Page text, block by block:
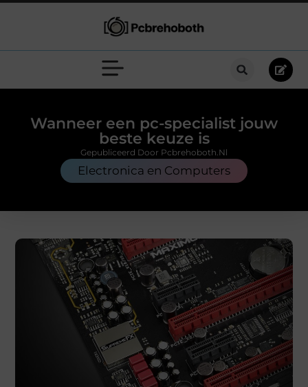
Wanneer een pc-specialist jouw
beste keuze is
Electronica en Computers
Gepubliceerd Door Pcbrehoboth.nl